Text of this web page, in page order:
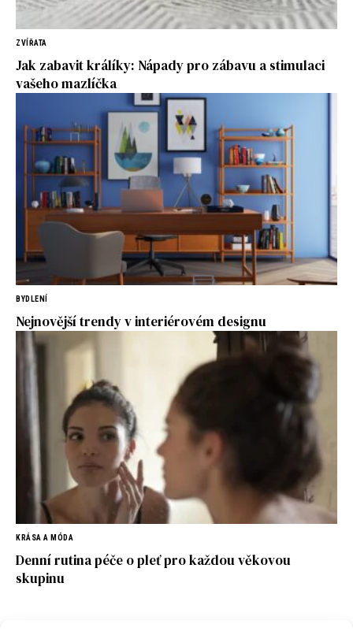
ZVÍŘATA
Jak zabavit králíky: Nápady pro zábavu a stimulaci
vašeho mazlíčka
BYDLENÍ
Nejnovější trendy v interiérovém designu
KRÁSA A MÓDA
Denní rutina péče o pleť pro každou věkovou
skupinu